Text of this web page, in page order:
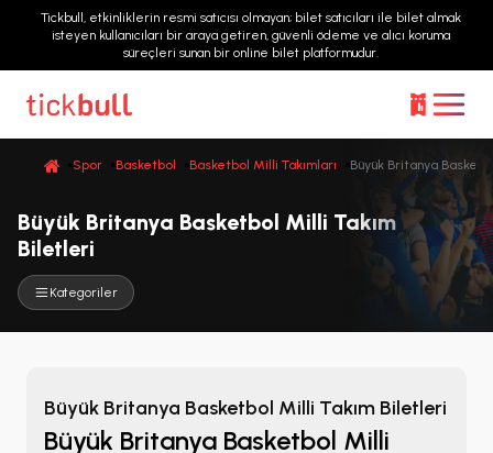
Tickbull, etkinliklerin resmi satıcısı olmayan; bilet satıcıları ile bilet almak
isteyen kullanıcıları bir araya getiren, güvenli ödeme ve alıcı koruma
süreçleri sunan bir online bilet platformudur.
Spor Basketbol Basketbol Milli Takımları Büyük Britanya
Büyük Britanya Basketbol Milli Takım
Biletleri
Kategoriler
Büyük Britanya Basketbol Milli Takım Biletleri
Büyük Britanya Basketbol Milli